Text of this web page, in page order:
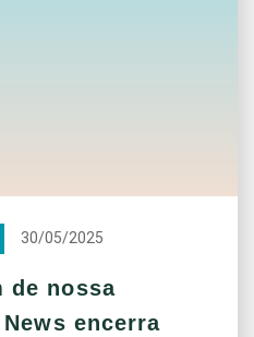
30/05/2025
de nossa
encerra